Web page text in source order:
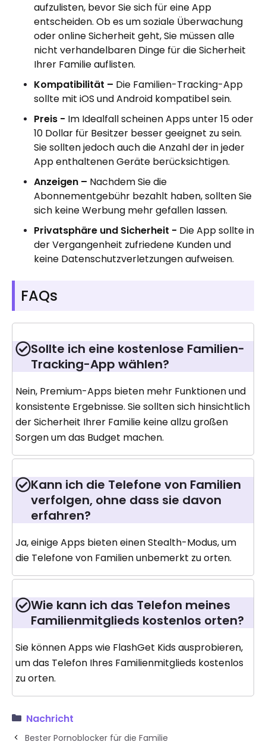
aufzulisten, bevor Sie sich für eine App
entscheiden. Ob es um soziale Überwachung
oder online Sicherheit geht, Sie müssen alle
nicht verhandelbaren Dinge für die Sicherheit
Ihrer Familie auflisten.
Kompatibilität – Die Familien-Tracking-App
sollte mit iOS und Android kompatibel sein.
Preis - Im Idealfall scheinen Apps unter 15 oder
10 Dollar für Besitzer besser geeignet zu sein.
Sie sollten jedoch auch die Anzahl der in jeder
App enthaltenen Geräte berücksichtigen.
Anzeigen – Nachdem Sie die
Abonnementgebühr bezahlt haben, sollten Sie
sich keine Werbung mehr gefallen lassen.
Privatsphäre und Sicherheit - Die App sollte in
der Vergangenheit zufriedene Kunden und
keine Datenschutzverletzungen aufweisen.
FAQs
Sollte ich eine kostenlose Familien-
Tracking-App wählen?
Nein, Premium-Apps bieten mehr Funktionen und
konsistente Ergebnisse. Sie sollten sich hinsichtlich
der Sicherheit Ihrer Familie keine allzu großen
Sorgen um das Budget machen.
Kann ich die Telefone von Familien
verfolgen, ohne dass sie davon
erfahren?
Ja, einige Apps bieten einen Stealth-Modus, um
die Telefone von Familien unbemerkt zu orten.
Wie kann ich das Telefon meines
Familienmitglieds kostenlos orten?
Sie können Apps wie FlashGet Kids ausprobieren,
um das Telefon Ihres Familienmitglieds kostenlos
zu orten.
Nachricht
Bester Pornoblocker für die Familie